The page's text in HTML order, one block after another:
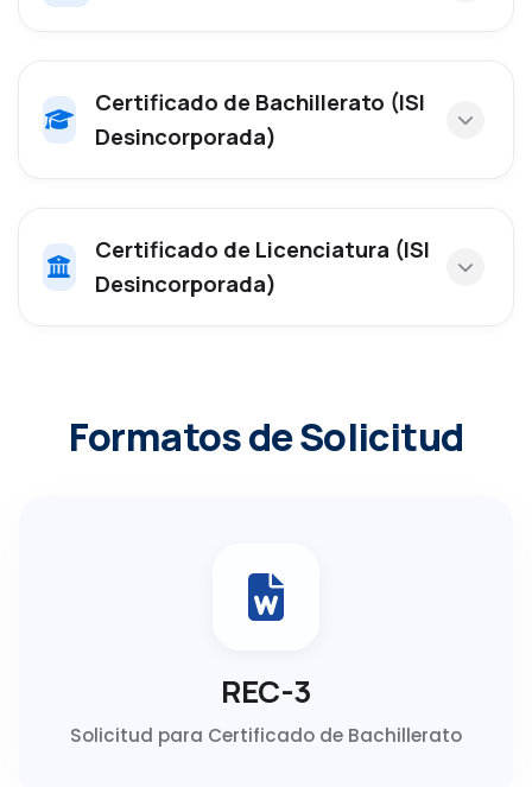
Certificado de Bachillerato (ISI
Desincorporada)
Certificado de Licenciatura (ISI
Desincorporada)
Formatos de Solicitud
REC-3
Solicitud para Certificado de Bachillerato